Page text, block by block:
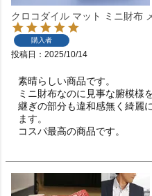
クロコダイル マット ミニ財布
購入者
投稿日 2025/10/14
素晴らしい商品です。
ミニ財布なのに見事な腑模様
継ぎの部分も違和感無く綺麗
ます。
コスパ最高の商品です。